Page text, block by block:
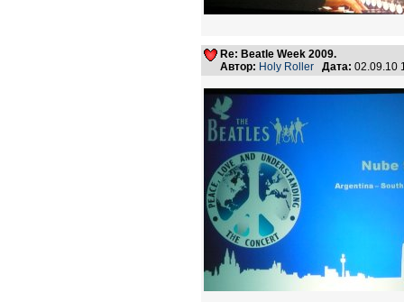
Re: Beatle Week 2009.
Автор: Holy Roller Дата: